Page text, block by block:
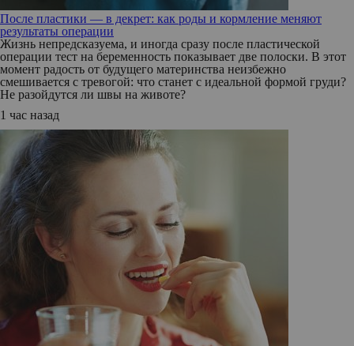
После пластики — в декрет: как роды и кормление меняют
результаты операции
Жизнь непредсказуема, и иногда сразу после пластической
операции тест на беременность показывает две полоски. В этот
момент радость от будущего материнства неизбежно
смешивается с тревогой: что станет с идеальной формой груди?
Не разойдутся ли швы на животе?
1 час назад